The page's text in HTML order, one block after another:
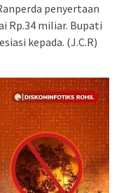
penyertaan
Rp.34 miliar. Bupati
kepada. (J.C.R)